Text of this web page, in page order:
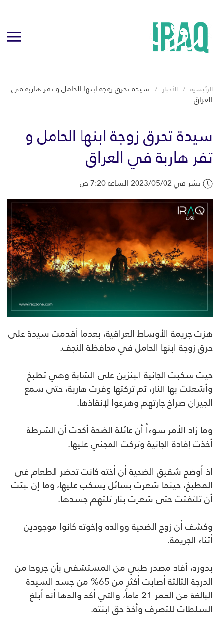
الرئيسية الأخبار سيدة تحرق زوجة ابنها الحامل و تفر هاربة في
العراق
سيدة تحرق زوجة ابنها الحامل و
تفر هاربة في العراق
نشر في 2023/05/02 الساعة 7:20 ص
هزت جريمة الأوساط العراقية، بعدما أقدمت سيدة على
حرق زوجة ابنها الحامل في محافظة النجف.
حيث سكبت الجانية البنزين على الشابة وهي تطبخ
وأشعلت بها النار، ثم تركتها وفرت هاربة، حتى سمع
الجيران صراخ جارتهم وهرعوا لإنقاذها.
وما زاد الأمر سوءاً أن عائلة الضحة أكدت أن الشرطة
أخذت إفادة الجانية وتركت المجني عليها.
اذ أوضح شقيق الضحية أن أخته كانت تحضر الطعام في
المطبخ، حينما شعرت بسائل يسكب عليها، وما إن لبثت
أن تلتفتت حتى شعرت بنار تلتهم جسدها.
وكشف أن زوج الضحية ووالده وإخوته كانوا موجودين
أثناء الجريمة.
بدوره، أفاد مصدر طبي من المستشفى بأن جروحا من
الدرجة الثالثة أصابت أكثر من 65% من جسد السيدة
البالغة من العمر 21 عاماً، والتي أكد والدها أنه أبلغ
السلطات للتصرف وأخذ حق ابنته.